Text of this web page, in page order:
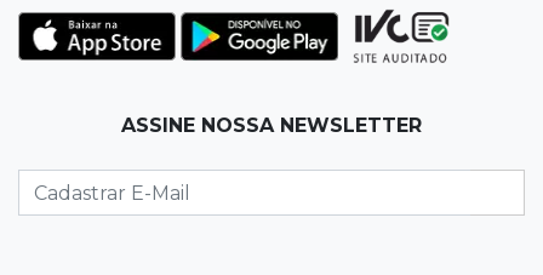
em caminhão estacionado
Instabilidade avança sobre MS nesta sexta e
ASSINE NOSSA NEWSLETTER